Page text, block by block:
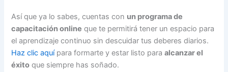
Así que ya lo sabes, cuentas con un programa de
capacitación online que te permitirá tener un espacio para
el aprendizaje continuo sin descuidar tus deberes diarios.
Haz clic aquí para formarte y estar listo paraalcanzar el
éxito que siempre has soñado.